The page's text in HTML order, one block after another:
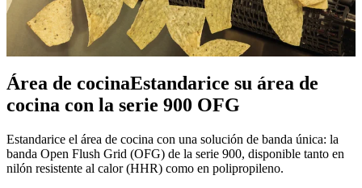
Área de cocinaEstandarice su área de
cocina con la serie 900 OFG
Estandarice el área de cocina con una solución de banda única: la
banda Open Flush Grid (OFG) de la serie 900, disponible tanto en
nilón resistente al calor (HHR) como en polipropileno.